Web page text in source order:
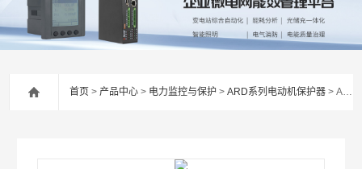
首页 >产品中心 > 电力监控与保护 >ARD系列电动机保护器 > ARD2、ARD2F、ARD3、ARD3TARD3M煤矿冶金造纸智能电动机保护器